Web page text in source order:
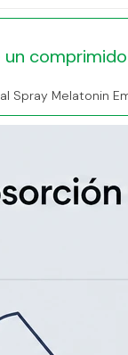
un comprimido
Spray Melatonin